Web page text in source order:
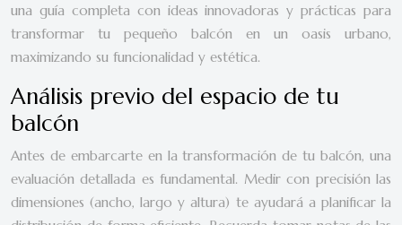
una guía completa con ideas innovadoras y prácticas para
transformar tu pequeño balcón en un oasis urbano,
maximizando su funcionalidad y estética.
Análisis previo del espacio de tu
balcón
Antes de embarcarte en la transformación de tu balcón, una
evaluación detallada es fundamental. Medir con precisión las
dimensiones (ancho, largo y altura) te ayudará a planificar la